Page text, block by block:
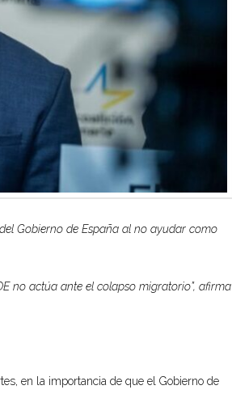
Gobierno de España al no ayudar como
no actúa ante el colapso migratorio”, afirma
en la importancia de que el Gobierno de